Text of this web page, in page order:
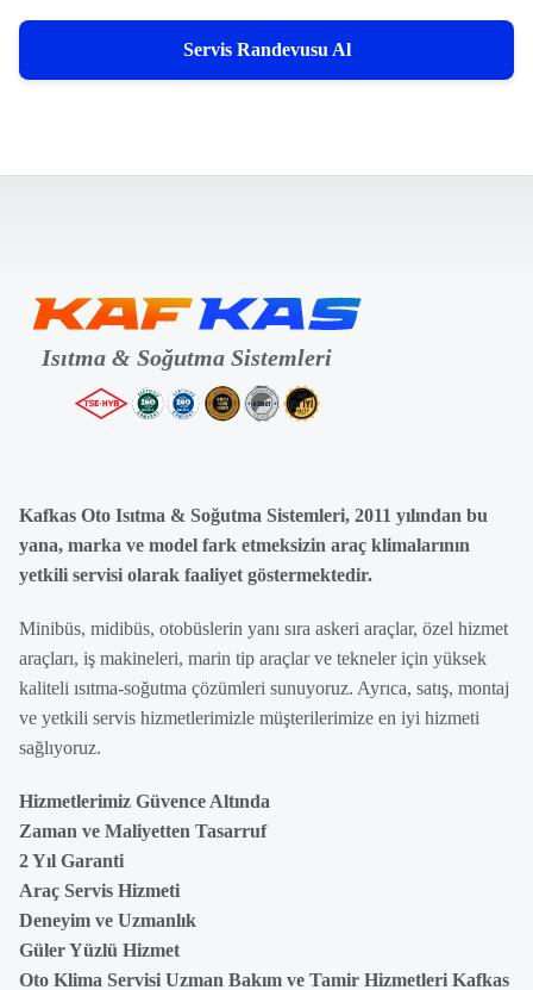
Servis Randevusu Al
Kafkas Oto Isıtma & Soğutma Sistemleri, 2011 yılından bu
yana, marka ve model fark etmeksizin araç klimalarının
yetkili servisi olarak faaliyet göstermektedir.
Minibüs, midibüs, otobüslerin yanı sıra askeri araçlar, özel hizmet
araçları, iş makineleri, marin tip araçlar ve tekneler için yüksek
kaliteli ısıtma-soğutma çözümleri sunuyoruz. Ayrıca, satış, montaj
ve yetkili servis hizmetlerimizle müşterilerimize en iyi hizmeti
sağlıyoruz.
Hizmetlerimiz Güvence Altında
Zaman ve Maliyetten Tasarruf
2 Yıl Garanti
Araç Servis Hizmeti
Deneyim ve Uzmanlık
Güler Yüzlü Hizmet
Oto Klima Servisi Uzman Bakım ve Tamir Hizmetleri Kafkas